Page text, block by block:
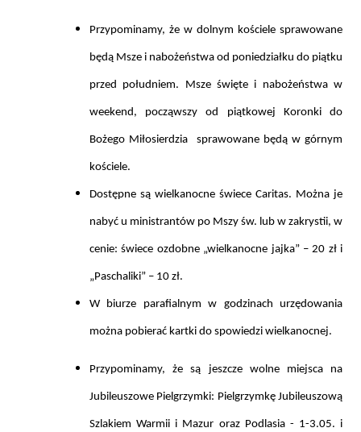
Przypominamy, że w dolnym kościele sprawowane
będą Msze i nabożeństwa od poniedziałku do piątku
przed południem. Msze święte i nabożeństwaw
weekend , począwszy od piątkowej Koronki do
Bożego Miłosierdzia sprawowane będąw górnym
kościele.
Dostępne są wielkanocne świece Caritas. Można je
nabyć u ministrantów po Mszy św. lub w zakrystii, w
cenie:świece ozdobne „wielkanocne jajka” – 20 zł i
„Paschaliki” – 10 zł.
W biurze parafialnym w godzinach urzędowania
można pobierać kartki do spowiedzi wielkanocnej.
Przypominamy, że są jeszcze wolne miejsca na
Jubileuszowe Pielgrzymki: Pielgrzymkę Jubileuszową
Szlakiem Warmii i Mazur oraz Podlasia - 1-3.05. i